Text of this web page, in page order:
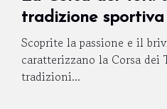
tradizione
Scoprite la passione e il
caratterizzano la Corsa dei
tradizioni...